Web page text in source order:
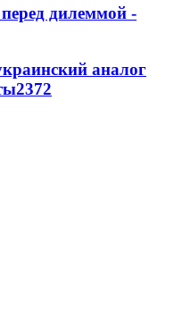
дилеммой -
аналог
2372